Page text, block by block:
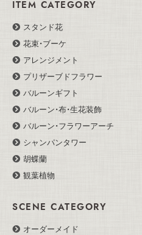
ITEM CATEGORY
スタンド花
花束・ブーケ
アレンジメント
プリザーブドフラワー
バルーンギフト
バルーン・布・生花装飾
バルーン・フラワーアーチ
シャンパンタワー
胡蝶蘭
観葉植物
SCENE CATEGORY
オーダーメイド